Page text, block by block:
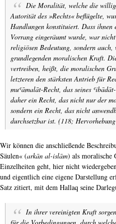
Die Moralität, welche die
Autorität des »Rechts« beflügelte,
Handlungen konstituiert. Dass ihnen
Vorrang eingeräumt wurde, war
religiösen Bedeutung, sondern
grundlegenden moralischen Kraft.
vertreiben, heißt, die moralischen
letzteren den stärksten Antrieb für
muʿāmalāt-Recht, das seines ʿibādāt
daher ein Recht, das nicht nur der
sondern ein Recht, das nicht
durchsetzbar ist. (118;
Wir können die anschließende
Säulen« (arkān al-islām) als moralische
Einzelheiten geht, hier nicht
und eigentlich eine eigene Darstellung
Satz zitiert, mit dem Hallaq seine
In ihrer vereinigten Kraft